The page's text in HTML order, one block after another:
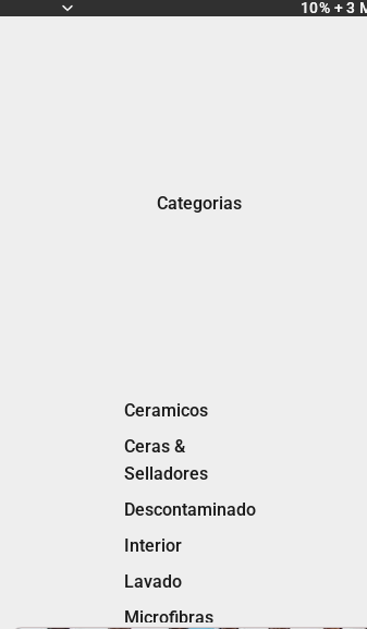
10% + 3
10% + 3
Categorias
Ceramicos
Ceras &
Selladores
Descontaminado
Interior
Lavado
Microfibras